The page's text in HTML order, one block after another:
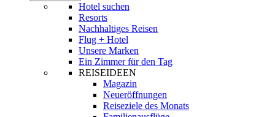
Hotel suchen
Resorts
Nachhaltiges Reisen
Flug + Hotel
Unsere Marken
Ein Zimmer für den Tag
REISEIDEEN
Magazin
Neueröffnungen
Reiseziele des Monats